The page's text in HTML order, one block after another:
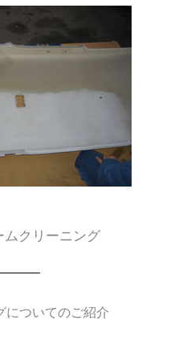
ムクリーニング
についてのご紹介